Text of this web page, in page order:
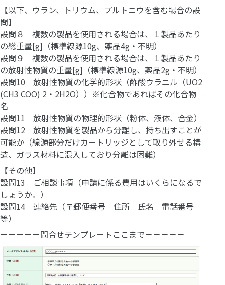
【以下、ウラン、トリウム、プルトニウを含む場合の設
問】
設問８ 複数の製品を使用される場合は、１製品あたり
の総重量[g]（標準線源10g、薬品4g・不明）
設問９ 複数の製品を使用される場合は、１製品あたり
の放射性物質の重量[g]（標準線源10g、薬品2g・不明）
設問10 放射性物質の化学的形状（酢酸ウラニル（UO2
(CH3 COO) 2・2H2O））※化合物であればその化合物
名
設問11 放射性物質の物理的形状（粉体、液体、合金）
設問12 放射性物質を製品から分離し、持ち出すことが
可能か（線源部分だけカートリッジとして取り外せる構
造、ガラス材料に混入しており分離は困難）
【その他】
設問13 ご相談事項（申請に係る費用はいくらになるで
しょうか。）
設問14 連絡先（〒郵便番号 住所 氏名 電話番号
等）
－－－－－問合せテンプレートここまで－－－－－